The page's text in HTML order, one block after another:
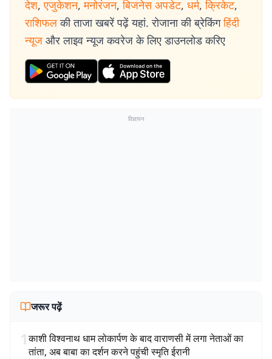
देश, एजुकेशन, मनोरंजन, बिजनेस अपडेट, धर्म, क्रिकेट,
राशिफल की ताजा खबरें पढ़ें यहां. रोजाना की ब्रेकिंग हिंदी
न्यूज और लाइव न्यूज कवरेज के लिए डाउनलोड करिए
विज्ञापन
जरूर पढ़ें
1काशी विश्वनाथ धाम लोकार्पण के बाद वाराणसी में लगा नेताओं का
तांता, अब बाबा का दर्शन करने पहुंची स्मृति ईरानी